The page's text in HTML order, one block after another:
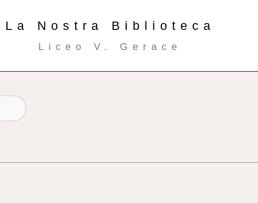
La Nostra Biblioteca
Liceo V. Gerace